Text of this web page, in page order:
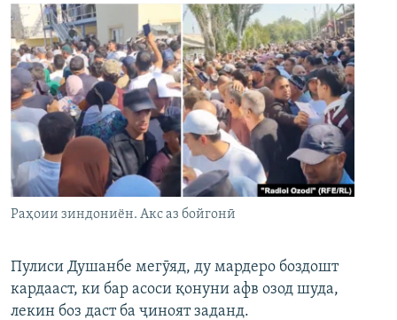
Раҳоии зиндониён. Акс аз бойгонӣ
Пулиси Душанбе мегӯяд, ду мардеро боздошт
кардааст, ки бар асоси қонуни афв озод шуда,
лекин боз даст ба ҷиноят заданд.